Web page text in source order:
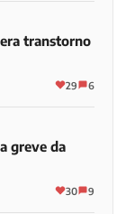
transtorno
29 6
greve da
30 9